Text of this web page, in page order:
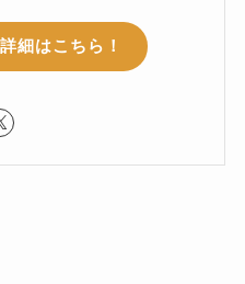
細はこちら！